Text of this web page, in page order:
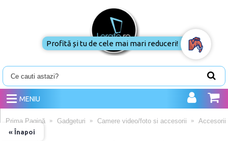
MENIU
« Înapoi
Prima Pagină Gadgeturi Camere video/foto si accesorii Accesorii
Profită și tu de cele mai mari reduceri!